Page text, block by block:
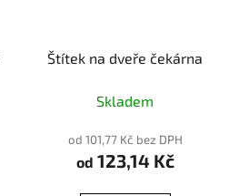
Štítek na dveře čekárna
Skladem
od 101,77 Kč bez DPH
od 123,14 Kč